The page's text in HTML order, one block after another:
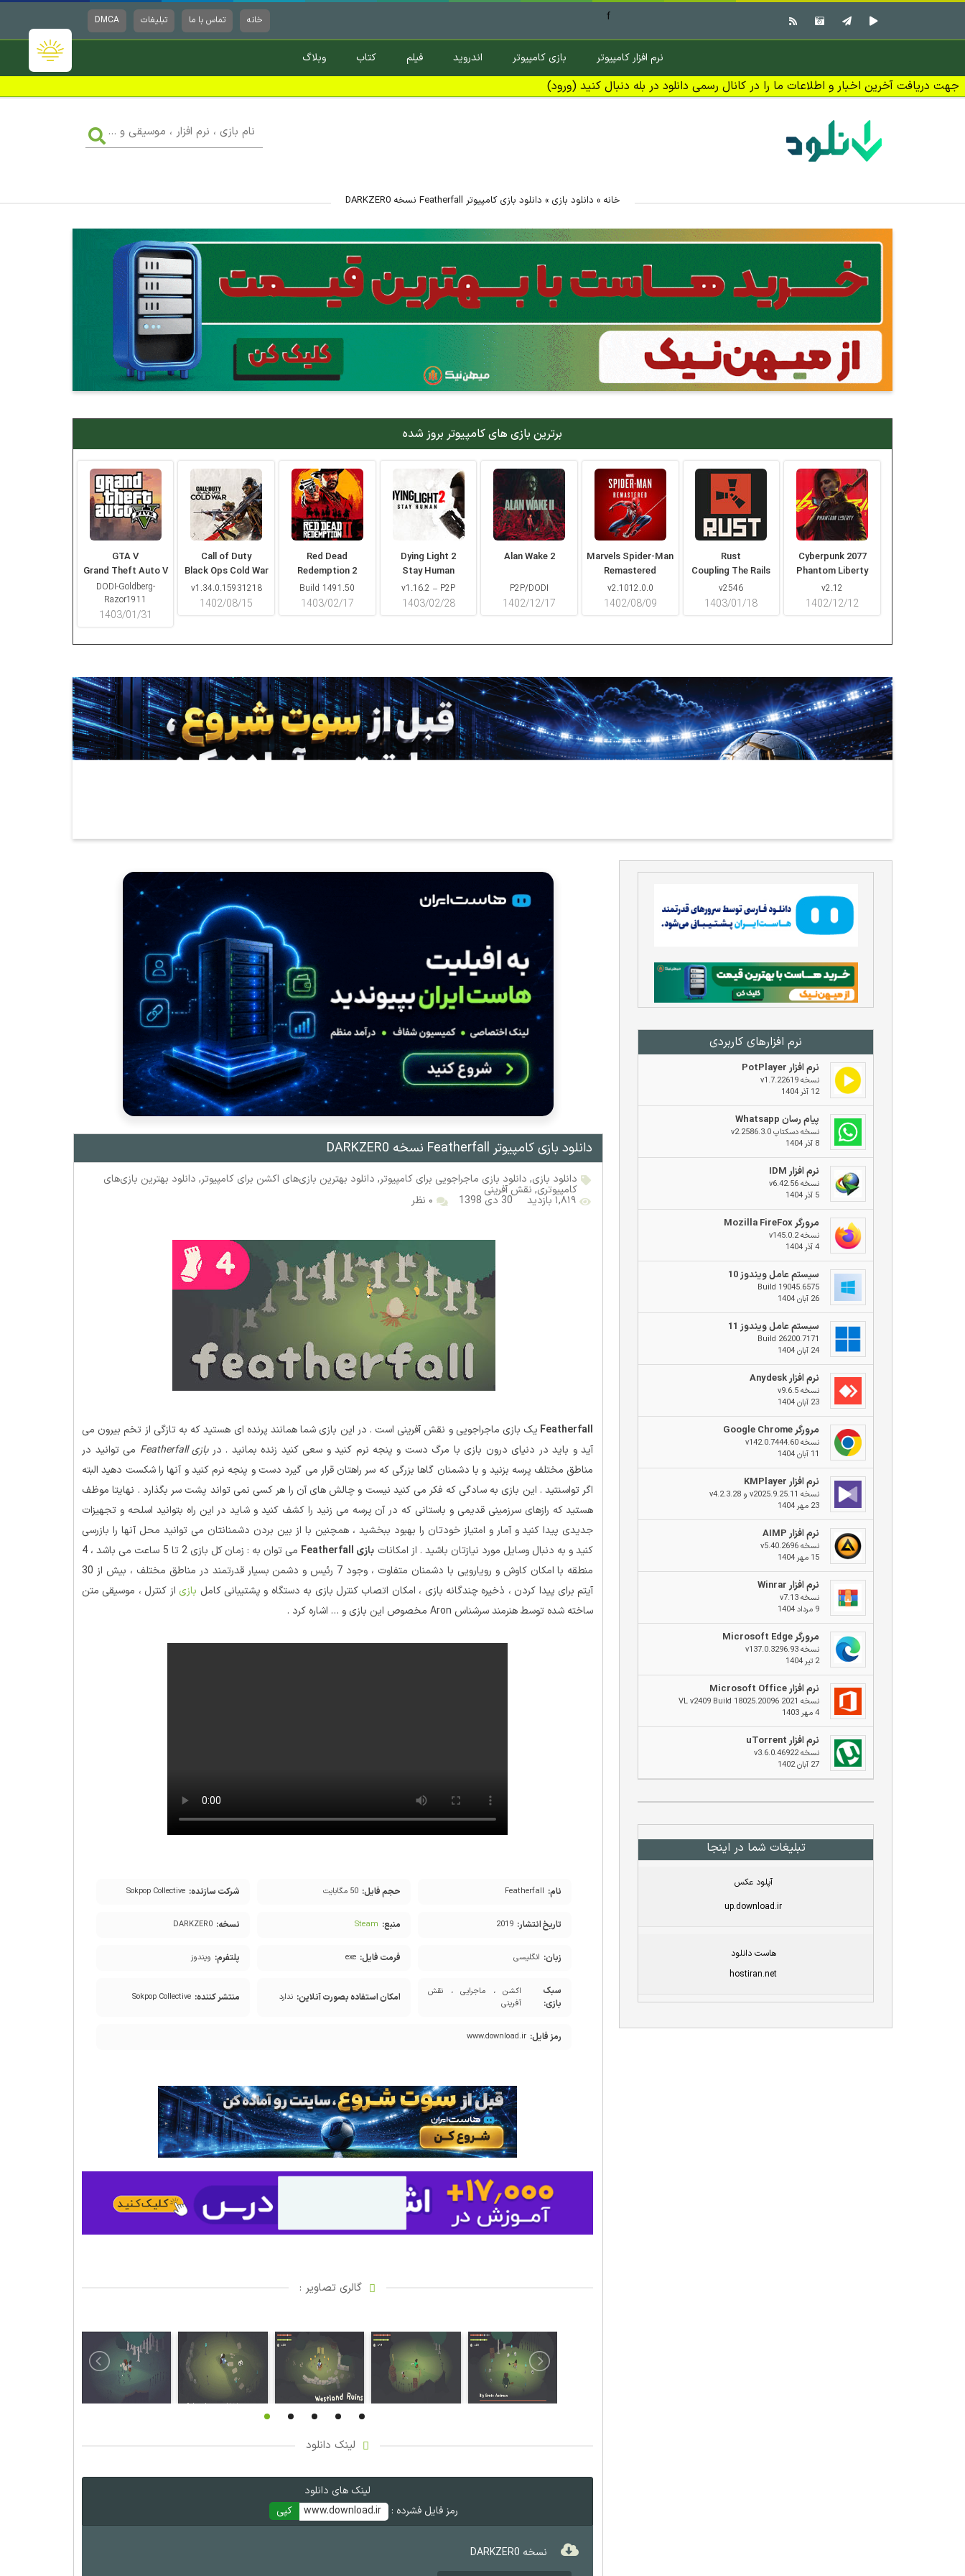
خانه تماس با ما تبلیغات DMCA f
نرم افزار کامپیوتر بازی کامپیوتر اندروید فیلم کتاب وبلاگ
جهت دریافت آخرین اخبار و اطلاعات ما را در کانال رسمی دانلود در بله دنبال کنید (ورود)
بازی
،
خانه » دانلود بازی » دانلود بازی کامپیوتر Featherfall نسخه DARKZER0
برترین بازی های کامپیوتر بروز شده
GTA V
Grand Theft Auto V
DODI-Goldberg-
Razor1911
۱۴۰۳/۰۱/۳۱
Call of Duty
Black Ops Cold War
v1.34.0.15931218
۱۴۰۲/۰۸/۱۵
Red Dead
Redemption 2
Build 1491.50
۱۴۰۳/۰۲/۱۷
Dying Light 2
Stay Human
v1.16.2 – P2P
۱۴۰۳/۰۲/۲۸
Alan Wake 2
P2P/DODI
۱۴۰۲/۱۲/۱۷
Marvels Spider-Man
Remastered
v2.1012.0.0
۱۴۰۲/۰۸/۰۹
Rust
Coupling The Rails
v2546
۱۴۰۳/۰۱/۱۸
Cyberpunk 2077
Phantom Liberty
v2.12
۱۴۰۲/۱۲/۱۲
نرم افزار‌های کاربردی
نرم افزار PotPlayer
نسخه v1.7.22619
۱۲ آذر ۱۴۰۴
پیام رسان Whatsapp
نسخه دسکتاپ v2.2586.3.0
۸ آذر ۱۴۰۴
نرم افزار IDM
نسخه v6.42.56
۵ آذر ۱۴۰۴
مرورگر Mozilla FireFox
نسخه v145.0.2
۴ آذر ۱۴۰۴
سیستم عامل ویندوز ۱۰
Build 19045.6575
۲۶ آبان ۱۴۰۴
سیستم عامل ویندوز ۱۱
Build 26200.7171
۲۴ آبان ۱۴۰۴
نرم افزار Anydesk
نسخه v9.6.5
۲۳ آبان ۱۴۰۴
مرورگر Google Chrome
نسخه v142.0.7444.60
۱۱ آبان ۱۴۰۴
نرم افزار KMPlayer
نسخه v2025.9.25.11 و v4.2.3.28
۲۳ مهر ۱۴۰۴
نرم افزار AIMP
نسخه v5.40.2696
۱۵ مهر ۱۴۰۴
نرم افزار Winrar
نسخه v7.13
۹ مرداد ۱۴۰۴
مرورگر Microsoft Edge
نسخه v137.0.3296.93
۲ تیر ۱۴۰۴
نرم افزار Microsoft Office
نسخه 2021 VL v2409 Build 18025.20096
۴ مهر ۱۴۰۳
نرم افزار uTorrent
نسخه v3.6.0.46922
۲۷ آبان ۱۴۰۲
تبلیغات شما در اینجا
آپلود عکس
up.download.ir
هاست دانلود
hostiran.net
دانلود بازی کامپیوتر Featherfall نسخه DARKZER0
دانلود بازی, دانلود بازی ماجراجویی برای کامپیوتر, دانلود بهترین بازی‌های اکشن برای کامپیوتر, دانلود بهترین بازی‌های
کامپیوتری, نقش آفرینی
۱,۸۱۹ بازدید ۳۰ دی ۱۳۹۸ ۰ نظر
Featherfall یک بازی ماجراجویی و نقش آفرینی است . در این بازی شما همانند پرنده ای هستید که به تازگی از تخم بیرون می
آید و باید در دنیای درون بازی با مرگ دست و پنجه نرم کنید و سعی کنید زنده بمانید . دربازی Featherfall
می توانید در
مناطق مختلف پرسه بزنید و با دشمنان گاها بزرگی که سر راهتان قرار می گیرد دست و پنجه نرم کنید و آنها را شکست دهید البته
اگر تواسنتید . این بازی به سادگی که فکر می کنید نیست و چالش های آن را هر کسی نمی تواند پشت سر بگذارد . نهایتا موظف
هستید که رازهای سرزمینی قدیمی و باستانی که در آن پرسه می زنید را کشف کنید و شاید در این راه بتوانید اسلحه و تجهیزات
جدیدی پیدا کنید و آمار و امتیاز خودتان را بهبود ببخشید ، همچنین با از بین بردن دشمنانتان می توانید محل آنها را بازرسی
کنید و به دنبال وسایل مورد نیازتان باشید . از امکانات بازی Featherfall
می توان به : زمان کل بازی ۲ تا ۵ ساعت می باشد ، ۴
منطقه با امکان کاوش و رویارویی با دشمنان متفاوت ، وجود ۷ رئیس و دشمن بسیار قدرتمند در مناطق مختلف ، بیش از ۳۰
آیتم برای پیدا کردن ، ذخیره چندگانه بازی ، امکان اتصاب کنترل بازی به دستگاه و پشتیبانی کامل بازی از کنترل ، موسیقی متن
ساخته شده توسط هنرمند سرشناس Aron مخصوص این بازی و … اشاره کرد .
00:00
00:00
حجم فایل:
فرمت فایل:
بازی:
آفرینی
رمز فایل:
گالری تصاویر :
لینک دانلود
لینک های دانلود
رمز فایل فشرده :
www.download.ir کپی
دانلود